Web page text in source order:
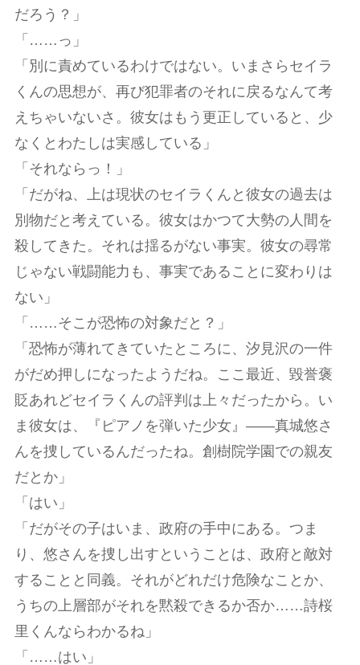
だろう？」
「……っ」
「別に責めているわけではない。いまさらセイラ
くんの思想が、再び犯罪者のそれに戻るなんて考
えちゃいないさ。彼女はもう更正していると、少
なくとわたしは実感している」
「それならっ！」
「だがね、上は現状のセイラくんと彼女の過去は
別物だと考えている。彼女はかつて大勢の人間を
殺してきた。それは揺るがない事実。彼女の尋常
じゃない戦闘能力も、事実であることに変わりは
ない」
「……そこが恐怖の対象だと？」
「恐怖が薄れてきていたところに、汐見沢の一件
がだめ押しになったようだね。ここ最近、毀誉褒
貶あれどセイラくんの評判は上々だったから。い
ま彼女は、『ピアノを弾いた少女』――真城悠さ
んを捜しているんだったね。創樹院学園での親友
だとか」
「はい」
「だがその子はいま、政府の手中にある。つま
り、悠さんを捜し出すということは、政府と敵対
することと同義。それがどれだけ危険なことか、
うちの上層部がそれを黙殺できるか否か……詩桜
里くんならわかるね」
「……はい」